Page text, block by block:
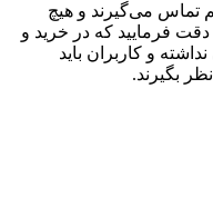
تماس می‌گیرند و هیچ
فرمایید که در خرید و
و کاربران باید
بگیرند.